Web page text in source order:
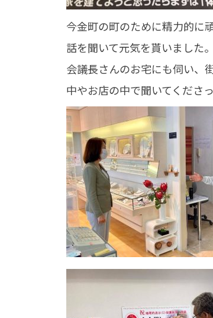
今金町の町のために精力的に
話を聞いて元気を貰いました
会議長さんのお宅にも伺い、
中やお店の中で聞いてくださ